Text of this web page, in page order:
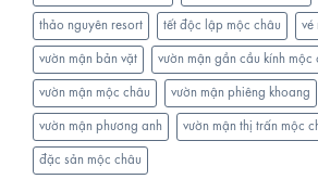
thảo nguyên resort tết độc lập mộc châu vé
vườn mận bản vặt vườn mận gần cầu kính mộc
vườn mận mộc châu vườn mận phiêng khoang
vườn mận phương anh vườn mận thị trấn mộc
đặc sản mộc châu